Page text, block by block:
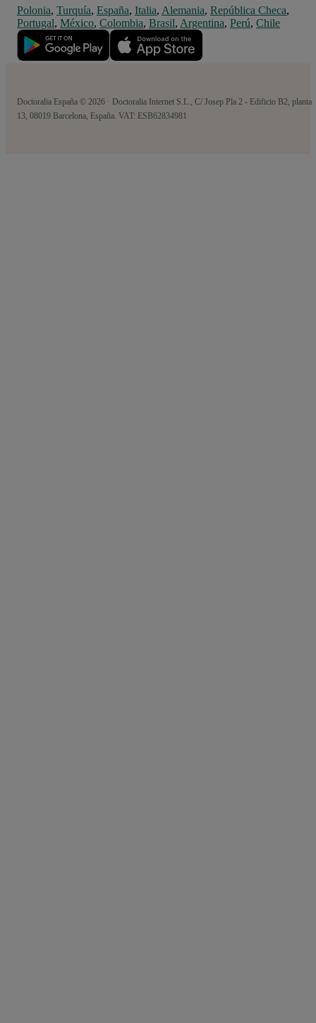
Polonia, Turquía, España, Italia, Alemania, República Checa,
Portugal, México, Colombia, Brasil, Argentina, Perú, Chile
Doctoralia España © 2026 · Doctoralia Internet S.L., C/ Josep Pla 2 - Edificio B2, planta
13, 08019 Barcelona, España. VAT: ESB62834981